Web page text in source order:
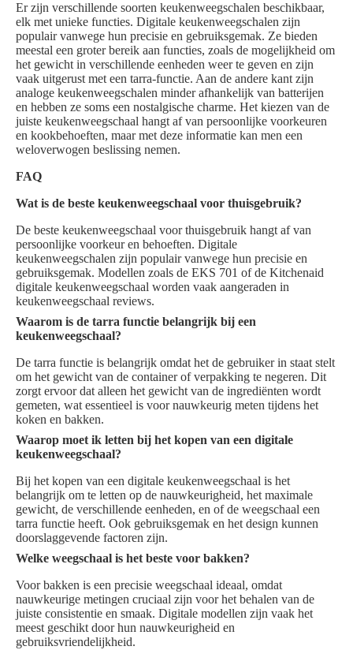
Er zijn verschillende soorten keukenweegschalen beschikbaar,
elk met unieke functies. Digitale keukenweegschalen zijn
populair vanwege hun precisie en gebruiksgemak. Ze bieden
meestal een groter bereik aan functies, zoals de mogelijkheid om
het gewicht in verschillende eenheden weer te geven en zijn
vaak uitgerust met een tarra-functie. Aan de andere kant zijn
analoge keukenweegschalen minder afhankelijk van batterijen
en hebben ze soms een nostalgische charme. Het kiezen van de
juiste keukenweegschaal hangt af van persoonlijke voorkeuren
en kookbehoeften, maar met deze informatie kan men een
weloverwogen beslissing nemen.
FAQ
Wat is de beste keukenweegschaal voor thuisgebruik?
De beste keukenweegschaal voor thuisgebruik hangt af van
persoonlijke voorkeur en behoeften. Digitale
keukenweegschalen zijn populair vanwege hun precisie en
gebruiksgemak. Modellen zoals de EKS 701 of de Kitchenaid
digitale keukenweegschaal worden vaak aangeraden in
keukenweegschaal reviews.
Waarom is de tarra functie belangrijk bij een
keukenweegschaal?
De tarra functie is belangrijk omdat het de gebruiker in staat stelt
om het gewicht van de container of verpakking te negeren. Dit
zorgt ervoor dat alleen het gewicht van de ingrediënten wordt
gemeten, wat essentieel is voor nauwkeurig meten tijdens het
koken en bakken.
Waarop moet ik letten bij het kopen van een digitale
keukenweegschaal?
Bij het kopen van een digitale keukenweegschaal is het
belangrijk om te letten op de nauwkeurigheid, het maximale
gewicht, de verschillende eenheden, en of de weegschaal een
tarra functie heeft. Ook gebruiksgemak en het design kunnen
doorslaggevende factoren zijn.
Welke weegschaal is het beste voor bakken?
Voor bakken is een precisie weegschaal ideaal, omdat
nauwkeurige metingen cruciaal zijn voor het behalen van de
juiste consistentie en smaak. Digitale modellen zijn vaak het
meest geschikt door hun nauwkeurigheid en
gebruiksvriendelijkheid.